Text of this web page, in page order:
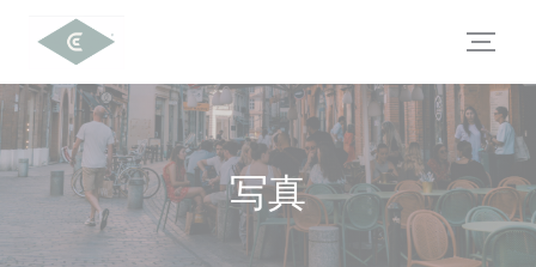
クッキー利用の管理について
写真